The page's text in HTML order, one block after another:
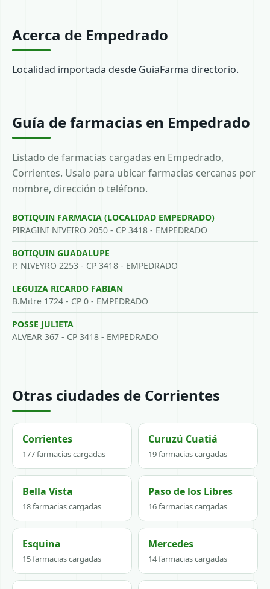
Acerca de Empedrado
Localidad importada desde GuiaFarma directorio.
Guía de farmacias en Empedrado
Listado de farmacias cargadas en Empedrado,
Corrientes. Usalo para ubicar farmacias cercanas por
nombre, dirección o teléfono.
BOTIQUIN FARMACIA (LOCALIDAD EMPEDRADO)
PIRAGINI NIVEIRO 2050 - CP 3418 - EMPEDRADO
BOTIQUIN GUADALUPE
P. NIVEYRO 2253 - CP 3418 - EMPEDRADO
LEGUIZA RICARDO FABIAN
B.Mitre 1724 - CP 0 - EMPEDRADO
POSSE JULIETA
ALVEAR 367 - CP 3418 - EMPEDRADO
Otras ciudades de Corrientes
Corrientes
177 farmacias cargadas
Curuzú Cuatiá
19 farmacias cargadas
Bella Vista
18 farmacias cargadas
Paso de los Libres
16 farmacias cargadas
Esquina
15 farmacias cargadas
Mercedes
14 farmacias cargadas